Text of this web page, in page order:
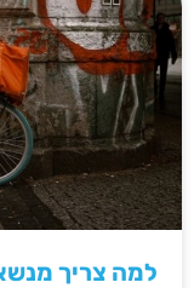
למה צריך מנשא